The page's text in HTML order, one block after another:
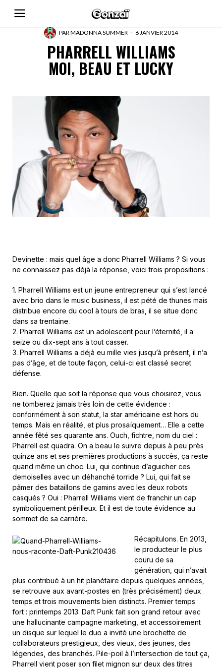
PARMADONNA SUMMER 6 JANVIER 2014
PHARRELL WILLIAMS
MOI, BEAU ET LUCKY
Devinette : mais quel âge a donc Pharrell Williams ? Si vous
ne connaissez pas déjà la réponse, voici trois propositions :
1. Pharrell Williams est un jeune entrepreneur qui s’est lancé
avec brio dans le music business, il est pété de thunes mais
distribue encore du cool à tours de bras, il se situe donc
dans sa trentaine.
2. Pharrell Williams est un adolescent pour l’éternité, il a
seize ou dix-sept ans à tout casser.
3. Pharrell Williams a déjà eu mille vies jusqu’à présent, il n’a
pas d’âge, et de toute façon, celui-ci est classé secret
défense.
Bien. Quelle que soit la réponse que vous choisirez, vous
ne tomberez jamais très loin de cette évidence :
conformément à son statut, la star américaine est hors du
temps. Mais en réalité, et plus prosaïquement… Elle a cette
année fêté ses quarante ans. Ouch, fichtre, nom du ciel :
Pharrell est quadra. On a beau le suivre depuis à peu près
quinze ans et ses premières productions à succès, ça reste
quand même un choc. Lui, qui continue d’aguicher ces
demoiselles avec un déhanché torride ? Lui, qui fait se
pâmer des bataillons de gamins avec les deux robots
casqués ? Oui : Pharrell Williams vient de franchir un cap
symboliquement périlleux. Et il est de toute évidence au
sommet de sa carrière.
Récapitulons. En 2013,
le producteur le plus
couru de sa
génération, qui n’avait
plus contribué à un hit planétaire depuis quelques années,
se retrouve aux avant-postes en (très précisément) deux
temps et trois mouvements bien distincts. Premier temps
fort : printemps 2013. Daft Punk fait son grand retour avec
une hallucinante campagne marketing, et accessoirement
un disque sur lequel le duo a invité une brochette de
collaborateurs prestigieux, des vieux, des jeunes, des
légendes, des branchés. Pile-poil à l’intersection de tout ça,
Pharrell vient poser son filet mignon sur deux des titres